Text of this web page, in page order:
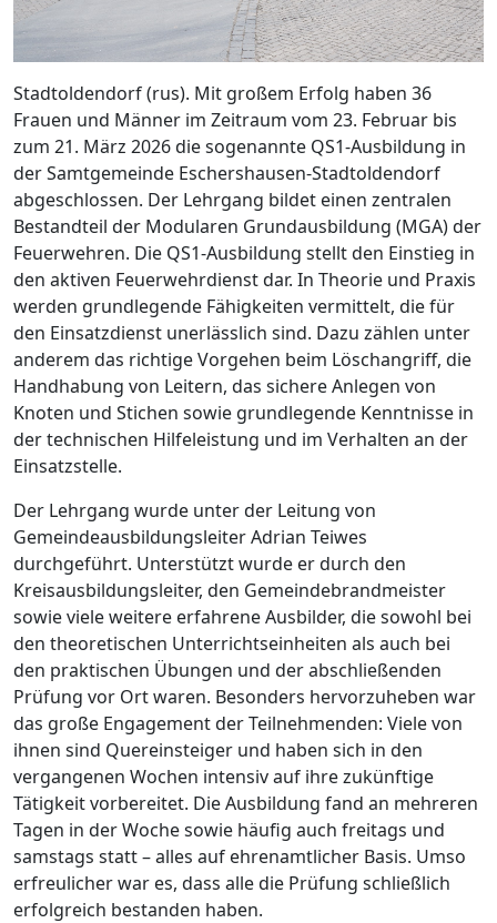
Stadtoldendorf (rus). Mit großem Erfolg haben 36
Frauen und Männer im Zeitraum vom 23. Februar bis
zum 21. März 2026 die sogenannte QS1-Ausbildung in
der Samtgemeinde Eschershausen-Stadtoldendorf
abgeschlossen. Der Lehrgang bildet einen zentralen
Bestandteil der Modularen Grundausbildung (MGA) der
Feuerwehren. Die QS1-Ausbildung stellt den Einstieg in
den aktiven Feuerwehrdienst dar. In Theorie und Praxis
werden grundlegende Fähigkeiten vermittelt, die für
den Einsatzdienst unerlässlich sind. Dazu zählen unter
anderem das richtige Vorgehen beim Löschangriff, die
Handhabung von Leitern, das sichere Anlegen von
Knoten und Stichen sowie grundlegende Kenntnisse in
der technischen Hilfeleistung und im Verhalten an der
Einsatzstelle.
Der Lehrgang wurde unter der Leitung von
Gemeindeausbildungsleiter Adrian Teiwes
durchgeführt. Unterstützt wurde er durch den
Kreisausbildungsleiter, den Gemeindebrandmeister
sowie viele weitere erfahrene Ausbilder, die sowohl bei
den theoretischen Unterrichtseinheiten als auch bei
den praktischen Übungen und der abschließenden
Prüfung vor Ort waren. Besonders hervorzuheben war
das große Engagement der Teilnehmenden: Viele von
ihnen sind Quereinsteiger und haben sich in den
vergangenen Wochen intensiv auf ihre zukünftige
Tätigkeit vorbereitet. Die Ausbildung fand an mehreren
Tagen in der Woche sowie häufig auch freitags und
samstags statt – alles auf ehrenamtlicher Basis. Umso
erfreulicher war es, dass alle die Prüfung schließlich
erfolgreich bestanden haben.